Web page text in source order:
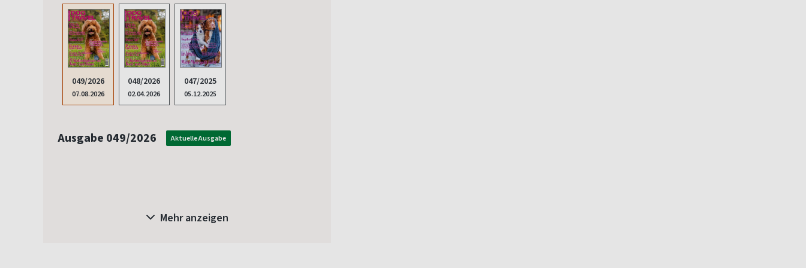
049/2026
07.08.2026
048/2026
02.04.2026
047/2025
05.12.2025
Ausgabe 049/2026 Aktuelle Ausgabe
Mehr anzeigen